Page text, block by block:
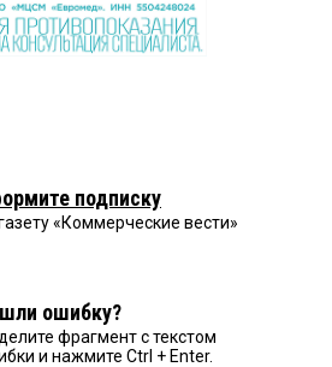
подписку
«Коммерческие вести»
ошибку?
фрагмент с текстом
и нажмите Ctrl + Enter.